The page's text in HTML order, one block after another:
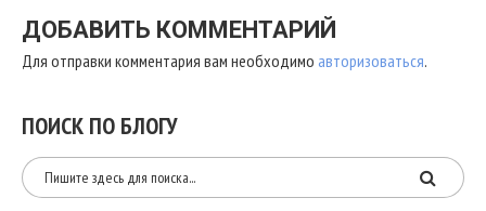
ДОБАВИТЬ КОММЕНТАРИЙ
Для отправки комментария вам необходимо авторизоваться.
ПОИСК ПО БЛОГУ